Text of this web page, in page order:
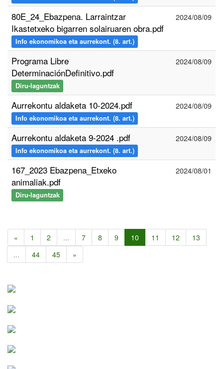
80E_24_Ebazpena. Larraintzar
Ikastetxeko bigarren solairuaren obra.pdf
Info ekonomikoa eta aurrekont. (8. art.)
2024/08/09
Programa Libre
DeterminaciónDefinitivo.pdf
Diru-laguntzak
2024/08/09
Aurrekontu aldaketa 10-2024.pdf
Info ekonomikoa eta aurrekont. (8. art.)
2024/08/09
Aurrekontu aldaketa 9-2024 .pdf
Info ekonomikoa eta aurrekont. (8. art.)
2024/08/09
167_2023 Ebazpena_Etxeko
animaliak.pdf
Diru-laguntzak
2024/08/01
« 1 2 ... 7 8 9 10 11 12
13
...
44 45 »